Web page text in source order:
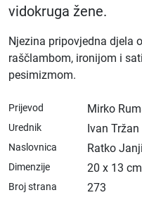
vidokruga žene.
Njezina pripovjedna djela
raščlambom, ironijom i
pesimizmom.
Prijevod Mirko
Urednik Ivan Tržan
Naslovnica Ratko
Dimenzije 20 x 13 cm
Broj strana 273